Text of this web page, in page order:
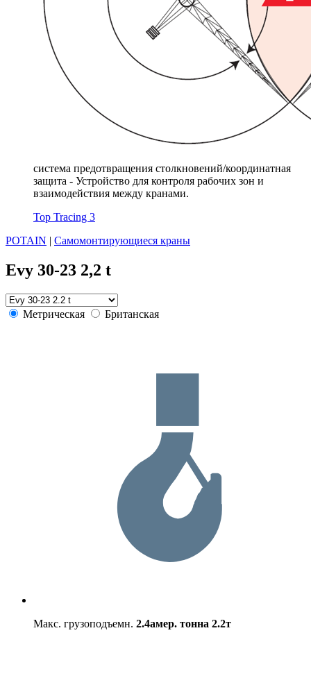
система предотвращения столкновений/координатная
защита - Устройство для контроля рабочих зон и
взаимодействия между кранами.
Top Tracing 3
POTAIN | Самомонтирующиеся краны
Evy 30-23 2,2 t
Метрическая Британская
Макс. грузоподъемн. 2.4амер. тонна 2.2т